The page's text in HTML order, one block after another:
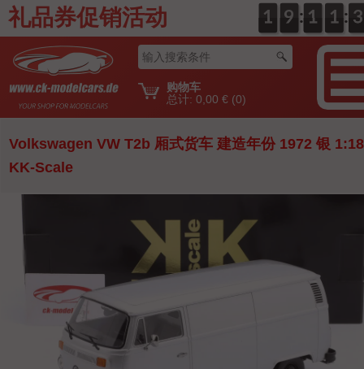
礼品券促销活动 0
1
1 0
9
9 : 0
1
1 0
1
1 : 4
3
3
购物车
总计: 0,00 € (0)
Volkswagen VW T2b 厢式货车 建造年份 1972 银 1:18
KK-Scale